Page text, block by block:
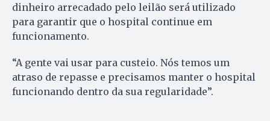
dinheiro arrecadado pelo leilão será utilizado
para garantir que o hospital continue em
funcionamento.
“A gente vai usar para custeio. Nós temos um
atraso de repasse e precisamos manter o hospital
funcionando dentro da sua regularidade”.